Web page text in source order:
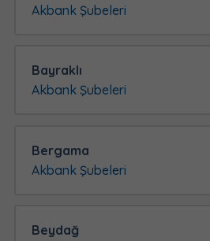
Akbank Şubeleri
Bayraklı
Akbank Şubeleri
Bergama
Akbank Şubeleri
Beydağ